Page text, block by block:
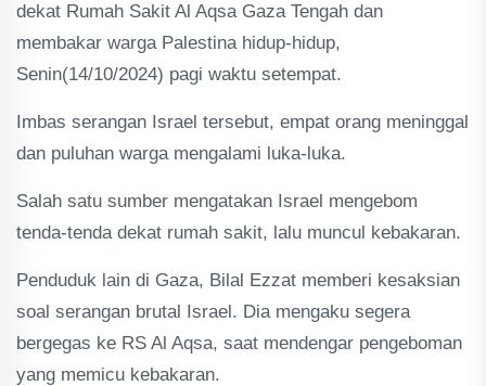
dekat Rumah Sakit Al Aqsa Gaza Tengah dan
membakar warga Palestina hidup-hidup,
Senin(14/10/2024) pagi waktu setempat.
Imbas serangan Israel tersebut, empat orang meninggal
dan puluhan warga mengalami luka-luka.
Salah satu sumber mengatakan Israel mengebom
tenda-tenda dekat rumah sakit, lalu muncul kebakaran.
Penduduk lain di Gaza, Bilal Ezzat memberi kesaksian
soal serangan brutal Israel. Dia mengaku segera
bergegas ke RS Al Aqsa, saat mendengar pengeboman
yang memicu kebakaran.